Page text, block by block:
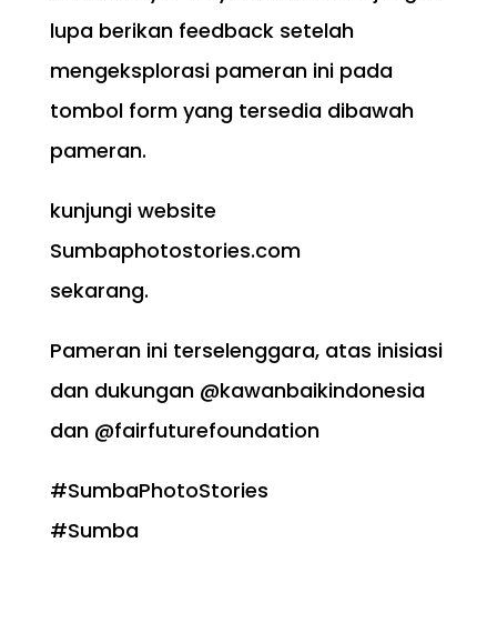
lupa berikan feedback setelah
mengeksplorasi pameran ini pada
tombol form yang tersedia dibawah
pameran.
kunjungi website
Sumbaphotostories.com
sekarang.
Pameran ini terselenggara, atas inisiasi
dan dukungan @kawanbaikindonesia
dan @fairfuturefoundation
#SumbaPhotoStories
#Sumba